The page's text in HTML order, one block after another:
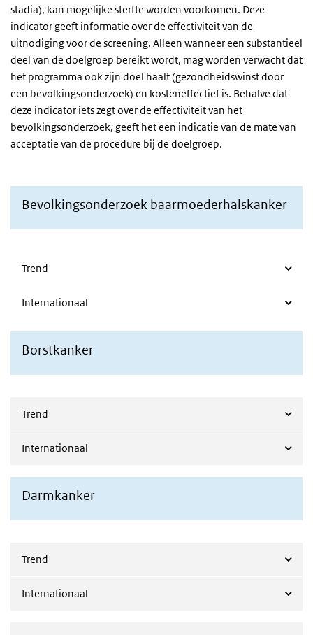
stadia), kan mogelijke sterfte worden voorkomen. Deze
indicator geeft informatie over de effectiviteit van de
uitnodiging voor de screening. Alleen wanneer een substantieel
deel van de doelgroep bereikt wordt, mag worden verwacht dat
het programma ook zijn doel haalt (gezondheidswinst door
een bevolkingsonderzoek) en kosteneffectief is. Behalve dat
deze indicator iets zegt over de effectiviteit van het
bevolkingsonderzoek, geeft het een indicatie van de mate van
acceptatie van de procedure bij de doelgroep.
Bevolkingsonderzoek baarmoederhalskanker
Trend
Internationaal
Borstkanker
Trend
Internationaal
Darmkanker
Trend
Internationaal